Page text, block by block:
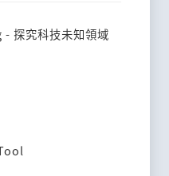
探究科技未知領域